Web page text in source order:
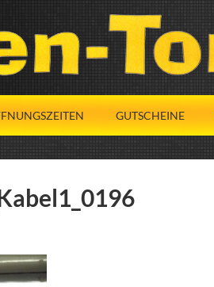
GUTSCHEINE